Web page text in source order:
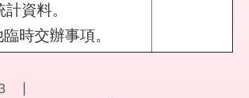
資料。
時交辦事項。